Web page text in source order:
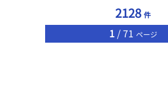
な矢先、映画に誘われた朔は、帰りに寄
にキスされてしまい――。
2128 件
1/ 71 ページ